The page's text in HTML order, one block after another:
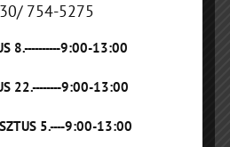
754-5275
8.----------9:00-13:00
22.--------9:00-13:00
5.----9:00-13:00